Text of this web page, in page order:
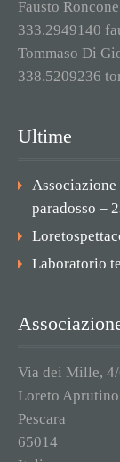
Fausto
333.2949140
Tommaso Di
338.5209236
Ultime
paradosso –
Laboratorio
Via dei Mille,
Loreto Aprutino
Pescara
65014